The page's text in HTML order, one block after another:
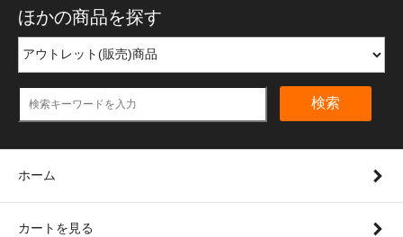
ほかの商品を探す
検索
ホーム
カートを見る